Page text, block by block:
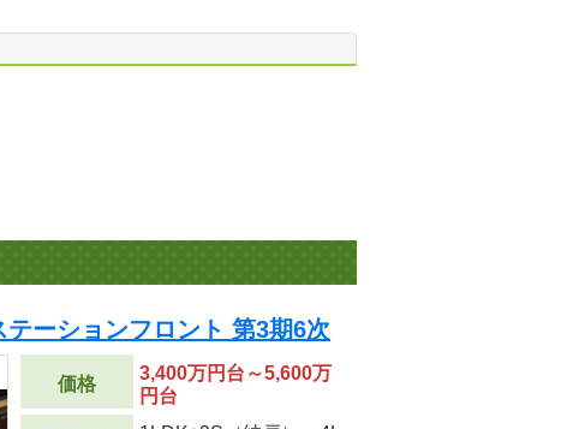
ーションフロント 第3期6次
価格
3,400万円台～5,600万
円台